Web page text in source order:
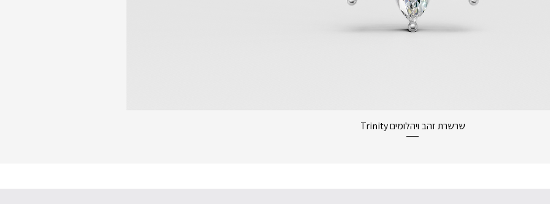
תצוגה מהירה
שרשרת זהב ויהלומים Trinity